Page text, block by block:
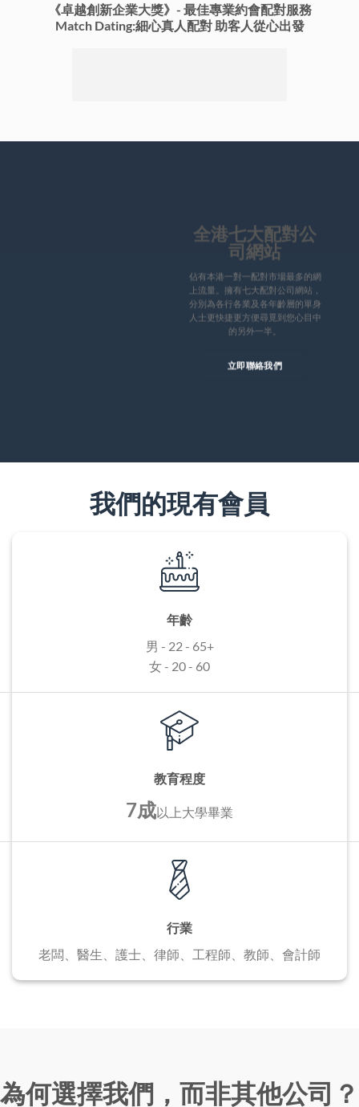
《卓越創新企業大獎》- 最佳專業約會配對服務
Match Dating:細心真人配對 助客人從心出發
全港七大配對公
司網站
佔有本港一對一配對市場最多的網
上流量。擁有七大配對公司網站，
分別為各行各業及各年齡層的單身
人士更快捷更方便尋覓到您心目中
的另外一半。
立即聯絡我們
我們的現有會員
年齡
男 - 22 - 65+
女 - 20 - 60
教育程度
7成以上大學畢業
行業
老闆、醫生、護士、 律師、工程師、教師、會計師
為何選擇我們，而非其他公司？